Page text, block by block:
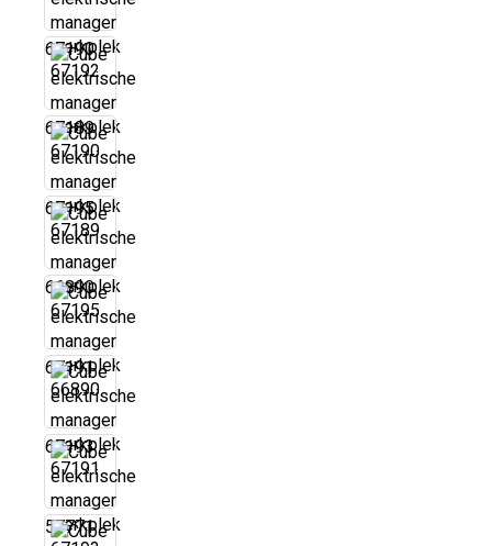
67190
67189
67195
66890
67191
67193
57771